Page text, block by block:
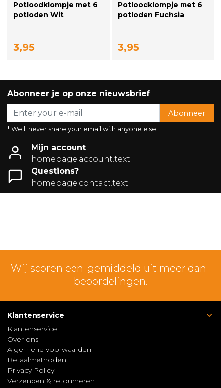
Potloodklompje met 6
potloden Wit
3,95
Potloodklompje met 6
potloden Fuchsia
3,95
Abonneer je op onze nieuwsbrief
Abonneer
* We'll never share your email with anyone else.
Mijn account
homepage.account.text
Questions?
homepage.contact.text
Wij scoren een gemiddeld uit meer dan
beoordelingen.
Klantenservice
Klantenservice
Over ons
Algemene voorwaarden
Betaalmethoden
Privacy Policy
Verzenden & retourneren